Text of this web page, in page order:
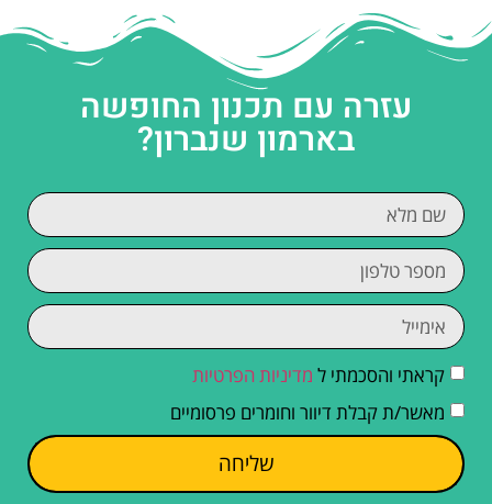
עזרה עם תכנון החופשה
בארמון שנברון?
קראתי והסכמתי ל מדיניות הפרטיות
מאשר/ת קבלת דיוור וחומרים פרסומיים
שליחה